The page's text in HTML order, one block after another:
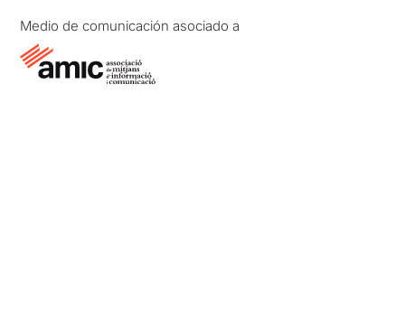
Medio de comunicación asociado a